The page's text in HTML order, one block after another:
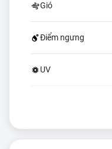
Gió
Điểm ngưng
UV